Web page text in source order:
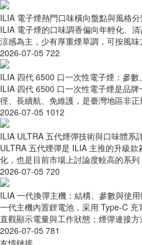
ILIA 電子煙熱門口味橫向盤點與風格
ILIA 電子煙的口味調香偏向年輕化、
涼感為主，少有厚重煙草調，可按風
2026-07-05 722
ILIA 四代 6500 口一次性電子煙：參
ILIA 四代 6500 口一次性電子煙是品
徑、長續航、免維護，是臺灣地區非
2026-07-05 1012
ILIA ULTRA 五代煙彈技術與口味體系
ULTRA 五代煙彈是 ILIA 主推的升級
化，也是目前市場上討論度較高的系
2026-07-05 720
ILIA 一代換彈主機：結構、參數與使
一代主機內置鋰電池，采用 Type-C
直觀顯示電量與工作狀態；煙彈連接
2026-07-05 781
友情鏈接